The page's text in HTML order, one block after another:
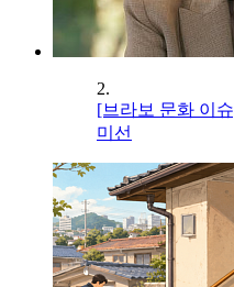
2.
[브라보 문화 이
미선